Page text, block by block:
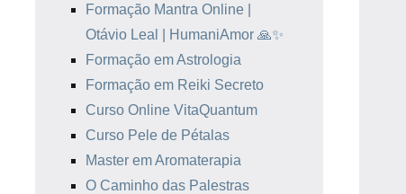
Formação Mantra Online |
Otávio Leal | HumaniAmor 🙏✨
Formação em Astrologia
Formação em Reiki Secreto
Curso Online VitaQuantum
Curso Pele de Pétalas
Master em Aromaterapia
O Caminho das Palestras